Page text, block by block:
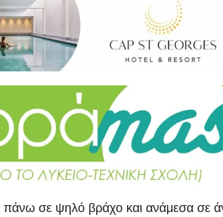
σε ψηλό βράχο και ανάμεσα σε